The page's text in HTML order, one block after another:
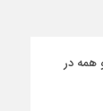
در